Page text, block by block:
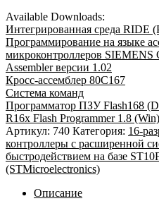
Available Downloads:
Интегрированная среда RIDE
Программирование на языке
микроконтроллеров
Assembler версии 1.02
Кросс-ассемблер 80С167
Система команд
Программатор ПЗУ Flash168
R16x Flash Programmer 1.8 (Win)
Артикул: 740 Категория: 16-
контроллеры c расширенной
быстродействием на базе
(STMicroelectronics)
Описание